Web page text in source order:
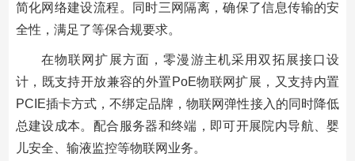
简化网络建设流程。同时三网隔离，确保了信息传输的安
全性，满足了等保合规要求。
在物联网扩展方面，零漫游主机采用双拓展接口设
计，既支持开放兼容的外置PoE物联网扩展，又支持内置
PCIE插卡方式，不绑定品牌，物联网弹性接入的同时降低
总建设成本。配合服务器和终端，即可开展院内导航、婴
儿安全、输液监控等物联网业务。